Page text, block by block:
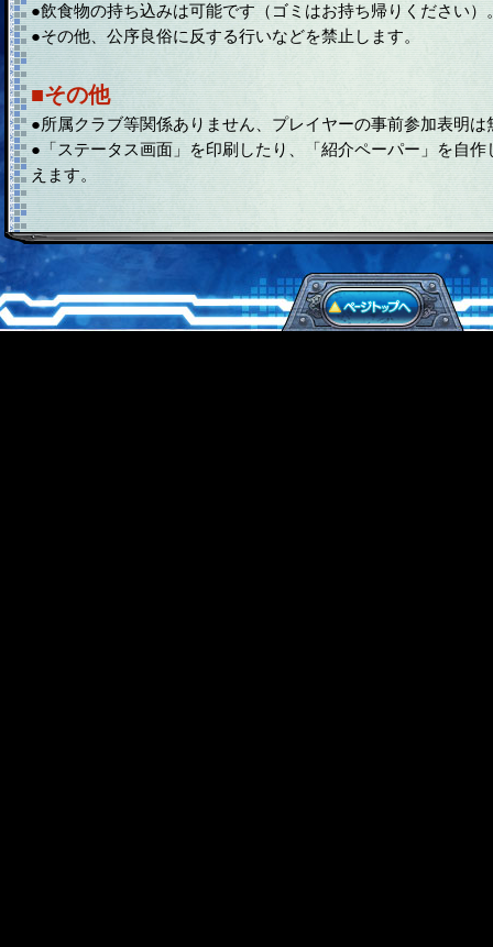
●飲食物の持ち込みは可能です（ゴミはお持ち帰りください）
●その他、公序良俗に反する行いなどを禁止します。
■その他
●所属クラブ等関係ありません、プレイヤーの事前参加表明は
●「ステータス画面」を印刷したり、「紹介ペーパー」を自
えます。